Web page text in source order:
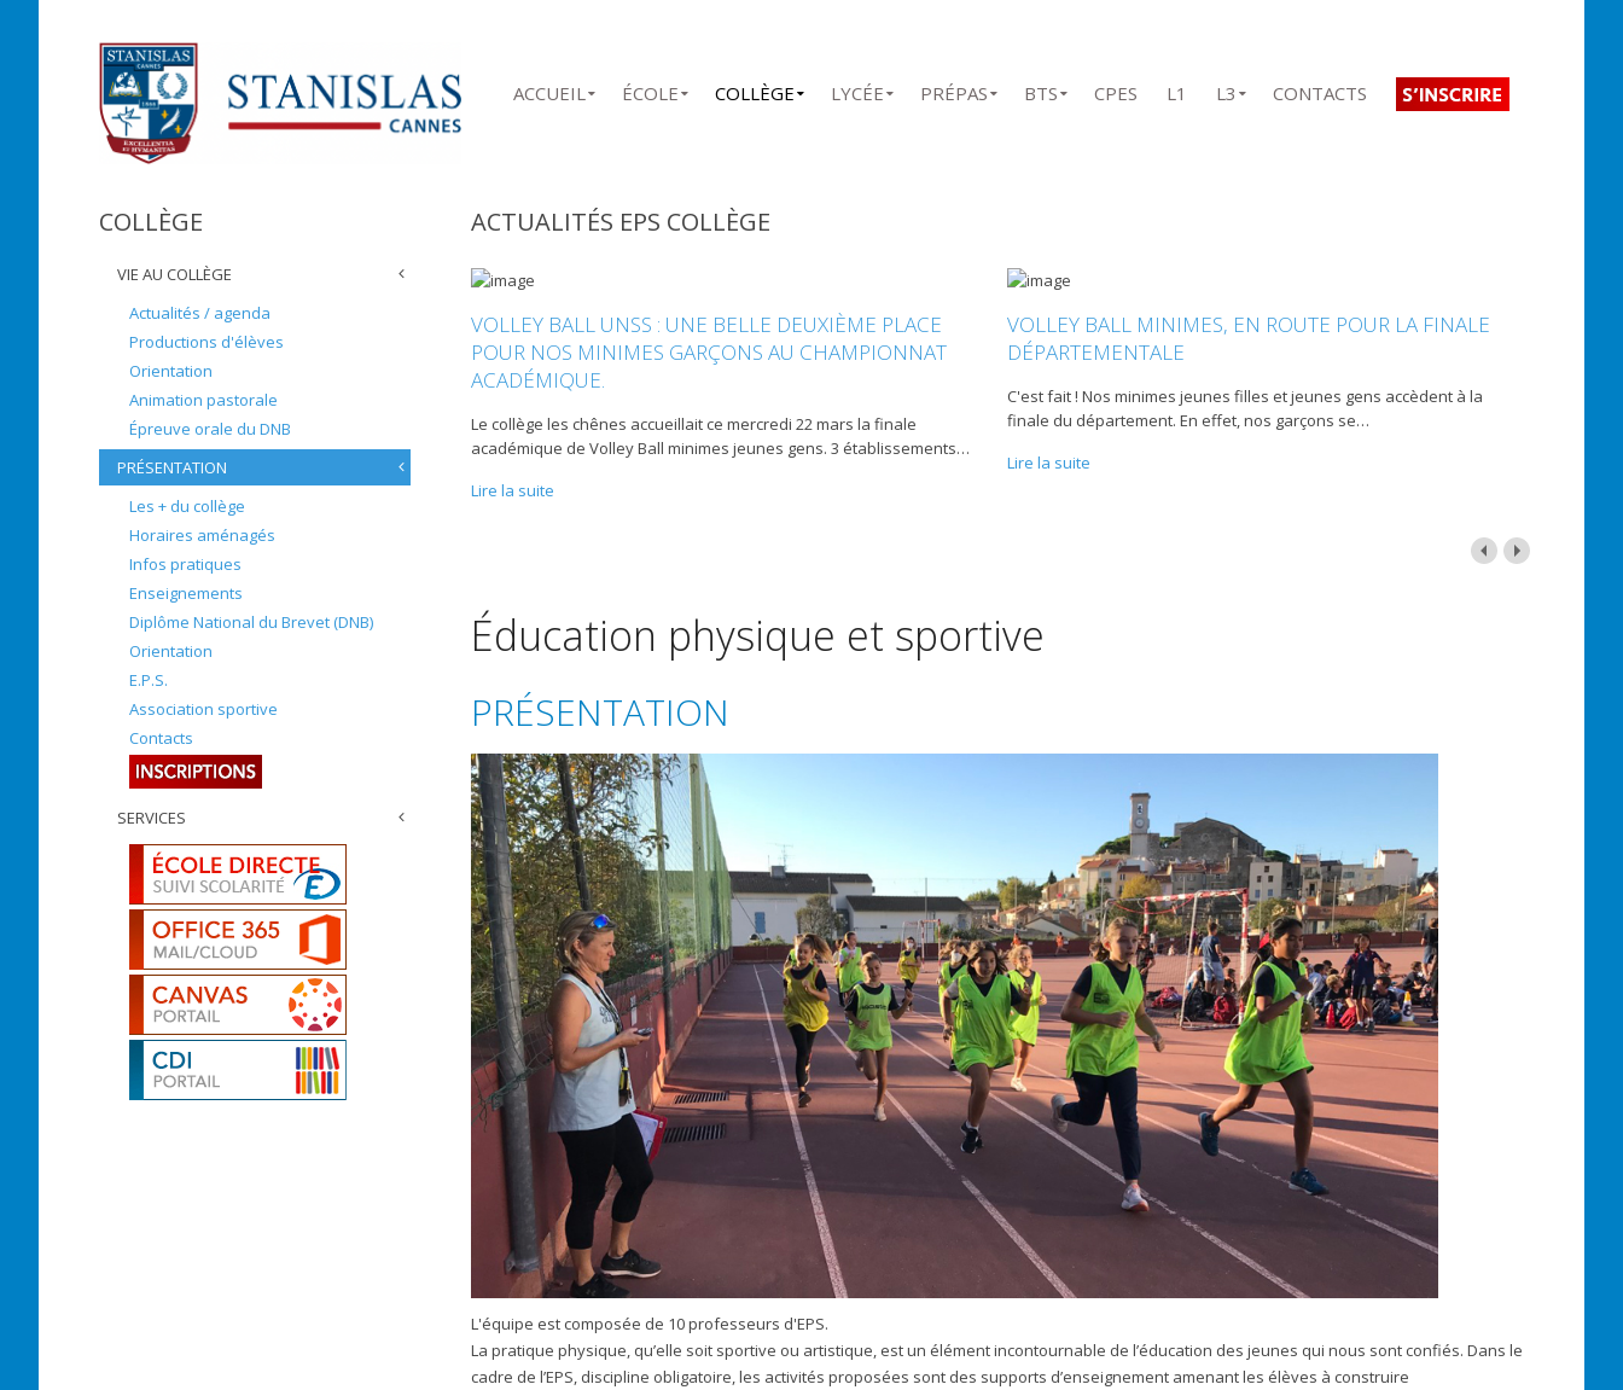
ACCUEIL ÉCOLE COLLÈGE LYCÉE PRÉPAS BTS CPES L1 L3 CONTACTS
ACTUALITÉS EPS COLLÈGE
VOLLEY BALL UNSS : UNE BELLE DEUXIÈME PLACE
POUR NOS MINIMES GARÇONS AU CHAMPIONNAT
ACADÉMIQUE.
Le collège les chênes accueillait ce mercredi 22 mars la finale
académique de Volley Ball minimes jeunes gens. 3 établissements…
Lire la suite
VOLLEY BALL MINIMES, EN ROUTE POUR LA FINALE
DÉPARTEMENTALE
C'est fait ! Nos minimes jeunes filles et jeunes gens accèdent à la
finale du département. En effet, nos garçons se…
Lire la suite
Éducation physique et sportive
PRÉSENTATION
L'équipe est composée de 10 professeurs d'EPS.
La pratique physique, qu’elle soit sportive ou artistique, est un élément incontournable de l’éducation des jeunes qui nous sont confiés. Dans le
cadre de l’EPS, discipline obligatoire, les activités proposées sont des supports d’enseignement amenant les élèves à construire
COLLÈGE
VIE AU COLLÈGE
Actualités / agenda
Productions d'élèves
Orientation
Animation pastorale
Épreuve orale du DNB
PRÉSENTATION
Les + du collège
Horaires aménagés
Infos pratiques
Enseignements
Diplôme National du Brevet (DNB)
Orientation
E.P.S.
Association sportive
Contacts
SERVICES